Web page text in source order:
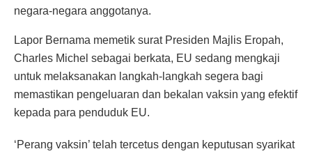
negara-negara anggotanya.
Lapor Bernama memetik surat Presiden Majlis Eropah,
Charles Michel sebagai berkata, EU sedang mengkaji
untuk melaksanakan langkah-langkah segera bagi
memastikan pengeluaran dan bekalan vaksin yang efektif
kepada para penduduk EU.
‘Perang vaksin’ telah tercetus dengan keputusan syarikat